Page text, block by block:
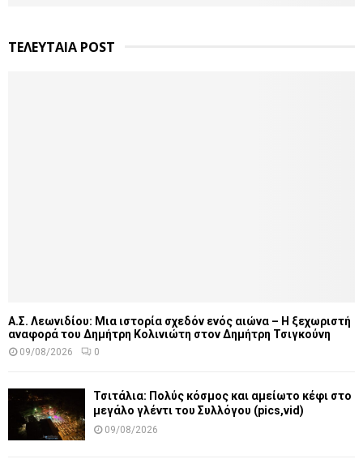
ΤΕΛΕΥΤΑΙΑ POST
Α.Σ. Λεωνιδίου: Μια ιστορία σχεδόν ενός αιώνα – Η ξεχωριστή
αναφορά του Δημήτρη Κολινιώτη στον Δημήτρη Τσιγκούνη
09/08/2026 0
Τσιτάλια: Πολύς κόσμος και αμείωτο κέφι στο
μεγάλο γλέντι του Συλλόγου (pics,vid)
09/08/2026